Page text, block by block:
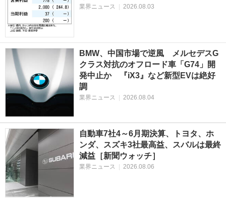
業界ニュース | 2026.08.03
BMW、中国市場で逆風 メルセデスG
クラス対抗のオフロード車「G74」開
発中止か 『iX3』など新型EVは絶好
調
業界ニュース | 2026.08.04
自動車7社4～6月期決算、トヨタ、ホ
ンダ、スズキ3社最高益、スバルは最終
減益［新聞ウォッチ］
業界ニュース | 2026.08.06